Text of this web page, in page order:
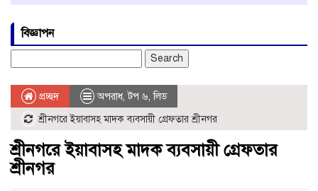
বিজ্ঞাপন
for:
প্রচ্ছদ অপরাধ,টপ ৬,লিড
শ্রীনগরে ইয়াবাসহ মাদক ব্যবসায়ী গ্রেফতার শ্রীনগর
শ্রীনগরে ইয়াবাসহ মাদক ব্যবসায়ী গ্রেফতার
শ্রীনগর